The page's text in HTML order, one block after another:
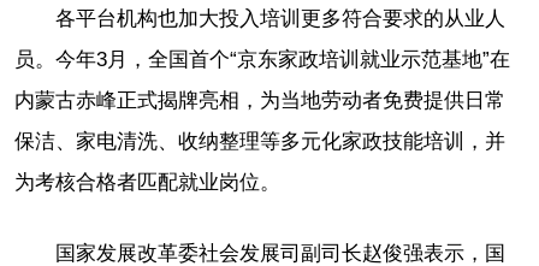
各平台机构也加大投入培训更多符合要求的从业人
员。今年3月，全国首个“京东家政培训就业示范基地”在
内蒙古赤峰正式揭牌亮相，为当地劳动者免费提供日常
保洁、家电清洗、收纳整理等多元化家政技能培训，并
为考核合格者匹配就业岗位。
国家发展改革委社会发展司副司长赵俊强表示，国